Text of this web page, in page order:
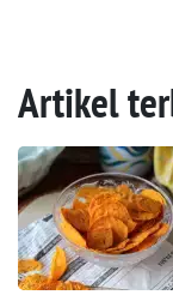
Artikel